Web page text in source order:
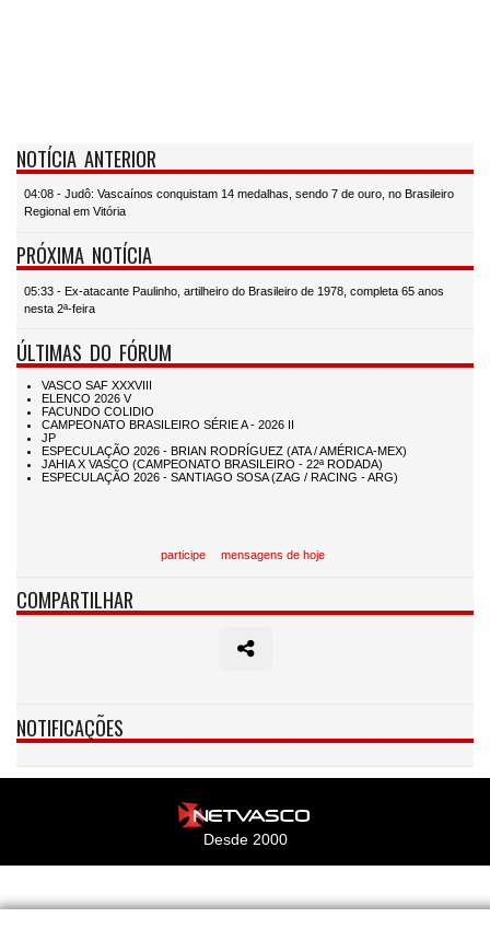
NOTÍCIA ANTERIOR
04:08 - Judô: Vascaínos conquistam 14 medalhas, sendo 7 de ouro, no Brasileiro
Regional em Vitória
PRÓXIMA NOTÍCIA
05:33 - Ex-atacante Paulinho, artilheiro do Brasileiro de 1978, completa 65 anos
nesta 2ª-feira
ÚLTIMAS DO FÓRUM
participe mensagens de hoje
COMPARTILHAR
NOTIFICAÇÕES
Desde 2000